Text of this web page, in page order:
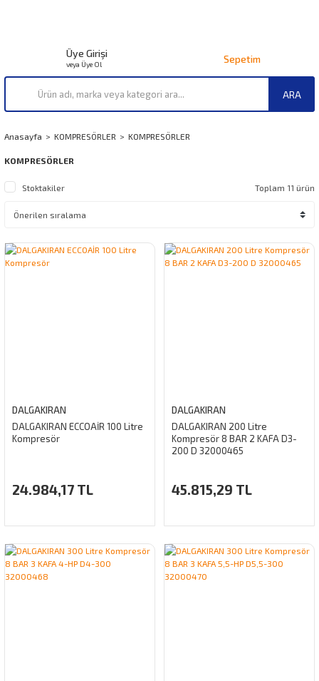
ARA
Üye Girişi
veya Üye Ol Sepetim
Anasayfa KOMPRESÖRLER KOMPRESÖRLER
KOMPRESÖRLER
Stoktakiler Toplam 11 ürün
DALGAKIRAN
DALGAKIRAN ECCOAİR 100 Litre
Kompresör
24.984,17 TL
DALGAKIRAN
DALGAKIRAN 200 Litre
Kompresör 8 BAR 2 KAFA D3-
200 D 32000465
45.815,29 TL